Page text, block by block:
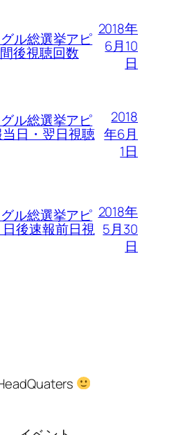
ル総選挙アピ
後視聴回数
2018年
6月10
日
ル総選挙アピ
日・翌日視聴
2018
年6月
1日
ル総選挙アピ
後速報前日視
2018年
5月30
日